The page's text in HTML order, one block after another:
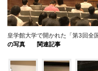
皇学館大学で開かれた「第3回
の写真
関連記事